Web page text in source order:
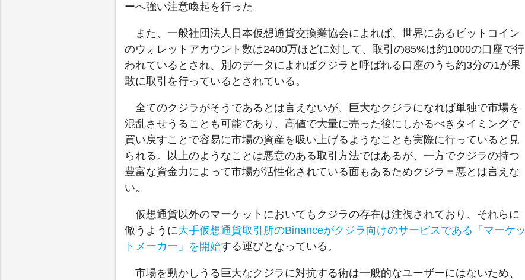
ーへ強い注意喚起を行った。
また、一般社団法人日本仮想通貨交換業協会によれば、世界にあるビットコイン
のウォレットアカウント数は2400万ほどに対して、取引の85%は約1000の口座で行
われているとされ、別のデータによればクジラと呼ばれる口座のうち約3分の1が果
敢に取引を行っているとされている。
全てのクジラがそうであるとは言えないが、巨大なクジラになれば単独で市場を
混乱させうることも可能であり、高値で大量に売った後にしかるべきタイミングで
買い戻すことで容易に市場の資産を吸い上げるようなことも実際に行っていると見
られる。以上のようなことは悪意のある取引方法ではあるが、一方でクジラの持つ
豊富な資金力によって市場が活性化されている面もあるためクジラ＝悪とは言えな
い。
仮想通貨以外のマーケットにおいてもクジラの存在は注視されており、それらに
倣うように大手仮想通貨取引所のBinanceがクジラ向けのサービスである「マーケッ
トメーカー」を開始する運びとなっている。
市場を動かしうる巨大なクジラに対抗する術は一般的なユーザーにはないため、